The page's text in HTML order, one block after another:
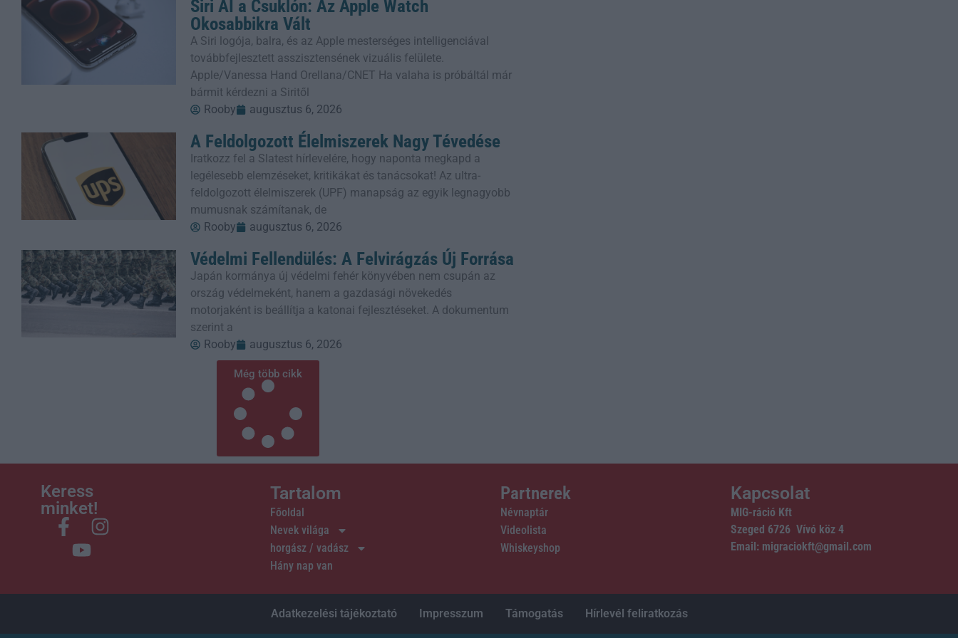
Siri AI a Csuklón: Az Apple Watch
Okosabbikra Vált
A Siri logója, balra, és az Apple mesterséges intelligenciával
továbbfejlesztett asszisztensének vizuális felülete.
Apple/Vanessa Hand Orellana/CNET Ha valaha is próbáltál már
bármit kérdezni a Siritől
Rooby
augusztus 6, 2026
A Feldolgozott Élelmiszerek Nagy Tévedése
Iratkozz fel a Slatest hírlevelére, hogy naponta megkapd a
legélesebb elemzéseket, kritikákat és tanácsokat! Az ultra-
feldolgozott élelmiszerek (UPF) manapság az egyik legnagyobb
mumusnak számítanak, de
Rooby
augusztus 6, 2026
Védelmi Fellendülés: A Felvirágzás Új Forrása
Japán kormánya új védelmi fehér könyvében nem csupán az
ország védelmeként, hanem a gazdasági növekedés
motorjaként is beállítja a katonai fejlesztéseket. A dokumentum
szerint a
Rooby
augusztus 6, 2026
Még több cikk
Keress
minket!
Tartalom
Főoldal
Nevek világa
horgász / vadász
Hány nap van
Partnerek
Névnaptár
Videolista
Whiskeyshop
Kapcsolat
MIG-ráció Kft
Szeged 6726 Vívó köz 4
Email: migraciokft@gmail.com
Adatkezelési tájékoztató Impresszum Támogatás Hírlevél feliratkozás